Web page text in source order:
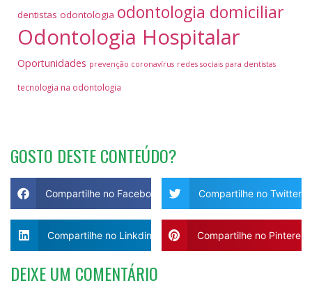
dentistas odontologia odontologia domiciliar
Odontologia Hospitalar
Oportunidades prevenção coronavírus redes sociais para dentistas
tecnologia na odontologia
GOSTO DESTE CONTEÚDO?
Compartilhe no Facebook Compartilhe no Twitter
Compartilhe no Linkdin Compartilhe no Pinterest
DEIXE UM COMENTÁRIO